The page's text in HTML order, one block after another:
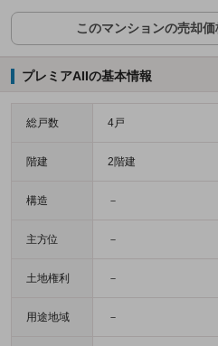
このマンションの売却価
プレミアAIIの基本情報
総戸数 4戸
階建 2階建
構造 －
主方位 －
土地権利 －
用途地域 －